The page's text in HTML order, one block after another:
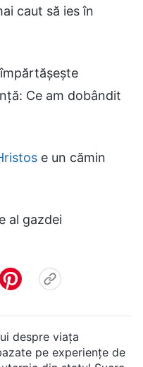
caut să ies în
Ce am dobândit
e un cămin
al gazdei
despre viața
pe experiențe de